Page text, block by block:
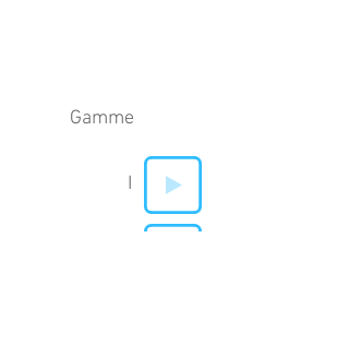
Gamme
I